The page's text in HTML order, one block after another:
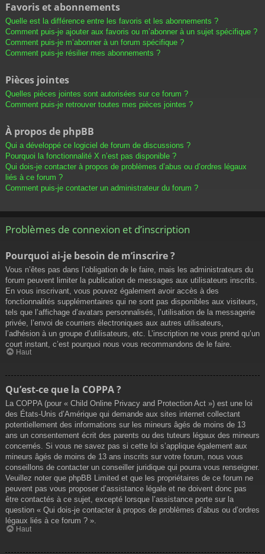
Favoris et abonnements
Quelle est la différence entre les favoris et les abonnements ?
Comment puis-je ajouter aux favoris ou m’abonner à un sujet spécifique ?
Comment puis-je m’abonner à un forum spécifique ?
Comment puis-je résilier mes abonnements ?
Pièces jointes
Quelles pièces jointes sont autorisées sur ce forum ?
Comment puis-je retrouver toutes mes pièces jointes ?
À propos de phpBB
Qui a développé ce logiciel de forum de discussions ?
Pourquoi la fonctionnalité X n’est pas disponible ?
Qui dois-je contacter à propos de problèmes d’abus ou d’ordres légaux
liés à ce forum ?
Comment puis-je contacter un administrateur du forum ?
Problèmes de connexion et d’inscription
Pourquoi ai-je besoin de m’inscrire ?
Vous n’êtes pas dans l’obligation de le faire, mais les administrateurs du
forum peuvent limiter la publication de messages aux utilisateurs inscrits.
En vous inscrivant, vous pouvez également avoir accès à des
fonctionnalités supplémentaires qui ne sont pas disponibles aux visiteurs,
tels que l’affichage d’avatars personnalisés, l’utilisation de la messagerie
privée, l’envoi de courriers électroniques aux autres utilisateurs,
l’adhésion à un groupe d’utilisateurs, etc. L’inscription ne vous prend qu’un
court instant, c’est pourquoi nous vous recommandons de le faire.
Haut
Qu’est-ce que la COPPA ?
La COPPA (pour « Child Online Privacy and Protection Act ») est une loi
des États-Unis d’Amérique qui demande aux sites internet collectant
potentiellement des informations sur les mineurs âgés de moins de 13
ans un consentement écrit des parents ou des tuteurs légaux des mineurs
concernés. Si vous ne savez pas si cette loi s’applique également aux
mineurs âgés de moins de 13 ans inscrits sur votre forum, nous vous
conseillons de contacter un conseiller juridique qui pourra vous renseigner.
Veuillez noter que phpBB Limited et que les propriétaires de ce forum ne
peuvent pas vous proposer d’assistance légale et ne doivent donc pas
être contactés à ce sujet, excepté lorsque l’assistance porte sur la
question « Qui dois-je contacter à propos de problèmes d’abus ou d’ordres
légaux liés à ce forum ? ».
Haut